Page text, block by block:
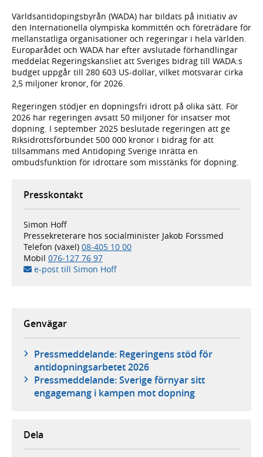
Världsantidopingsbyrån (WADA) har bildats på initiativ av
den Internationella olympiska kommittén och företrädare för
mellanstatliga organisationer och regeringar i hela världen.
Europarådet och WADA har efter avslutade förhandlingar
meddelat Regeringskansliet att Sveriges bidrag till WADA:s
budget uppgår till 280 603 US-dollar, vilket motsvarar cirka
2,5 miljoner kronor, för 2026.
Regeringen stödjer en dopningsfri idrott på olika sätt. För
2026 har regeringen avsatt 50 miljoner för insatser mot
dopning. I september 2025 beslutade regeringen att ge
Riksidrottsförbundet 500 000 kronor i bidrag för att
tillsammans med Antidoping Sverige inrätta en
ombudsfunktion för idrottare som misstänks för dopning.
Presskontakt
Simon Hoff
Pressekreterare hos socialminister Jakob Forssmed
Telefon (växel) 08-405 10 00
Mobil 076-127 76 97
e-post till Simon Hoff
Genvägar
Pressmeddelande: Regeringens stöd för
antidopningsarbetet 2026
Pressmeddelande: Sverige förnyar sitt
engagemang i kampen mot dopning
Dela